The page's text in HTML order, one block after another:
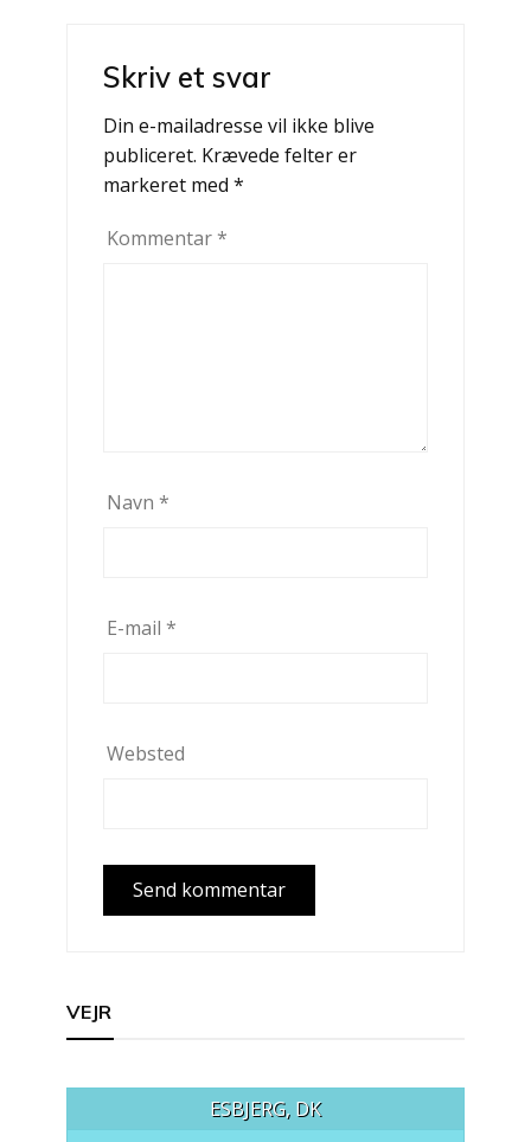
Skriv et svar
Din e-mailadresse vil ikke blive
publiceret. Krævede felter er
markeret med *
Kommentar*
Navn *
E-mail *
Websted
VEJR
ESBJERG, DK